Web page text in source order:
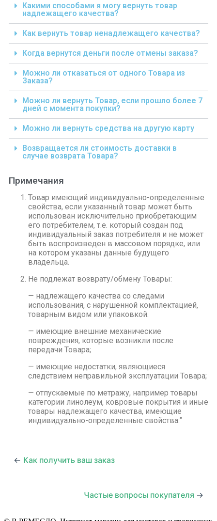
Какими способами я могу вернуть товар
надлежащего качества?
Как вернуть товар ненадлежащего качества?
Когда вернутся деньги после отмены заказа?
Можно ли отказаться от одного Товара из
Заказа?
Можно ли вернуть Товар, если прошло более 7
дней с момента покупки?
Можно ли вернуть средства на другую карту
Возвращается ли стоимость доставки в
случае возврата Товара?
Примечания
Товар имеющий индивидуально-определенные
свойства, если указанный товар может быть
использован исключительно приобретающим
его потребителем, т.е. который создан под
индивидуальный заказ потребителя и не может
быть воспроизведен в массовом порядке, или
на котором указаны данные будущего
владельца.
Не подлежат возврату/обмену Товары:
— надлежащего качества со следами
использования, с нарушенной комплектацией,
товарным видом или упаковкой.
— имеющие внешние механические
повреждения, которые возникли после
передачи Товара;
— имеющие недостатки, являющиеся
следствием неправильной эксплуатации Товара;
— отпускаемые по метражу, например товары
категории линолеум, ковровые покрытия и иные
товары надлежащего качества, имеющие
индивидуально-определенные свойства.”
← Как получить ваш заказ
Частые вопросы покупателя →